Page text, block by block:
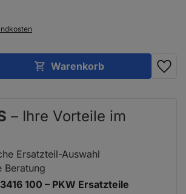
Warenkorb
– Ihre Vorteile im
Ersatzteil-Auswahl
Beratung
100 – PKW Ersatzteile